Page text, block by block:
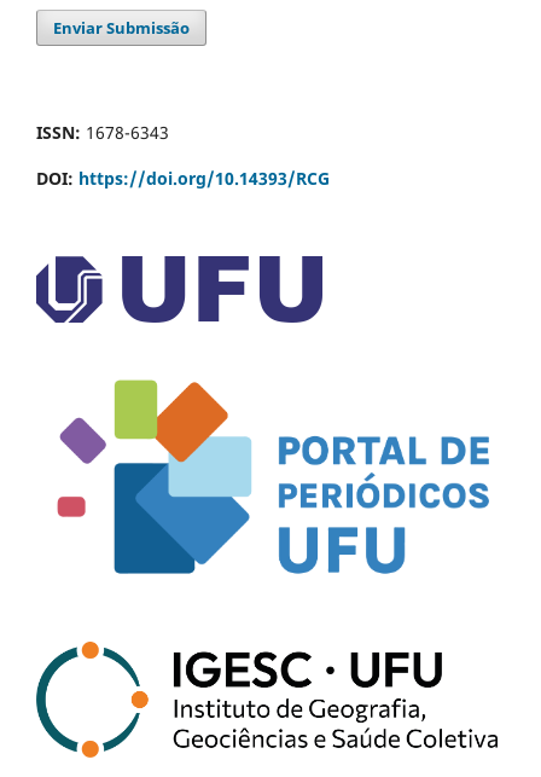
Enviar Submissão
ISSN: 1678-6343
DOI: https://doi.org/10.14393/RCG